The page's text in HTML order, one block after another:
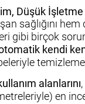
Düşük
sağlığını
gibi birçok
kendi
alanlarını,
en